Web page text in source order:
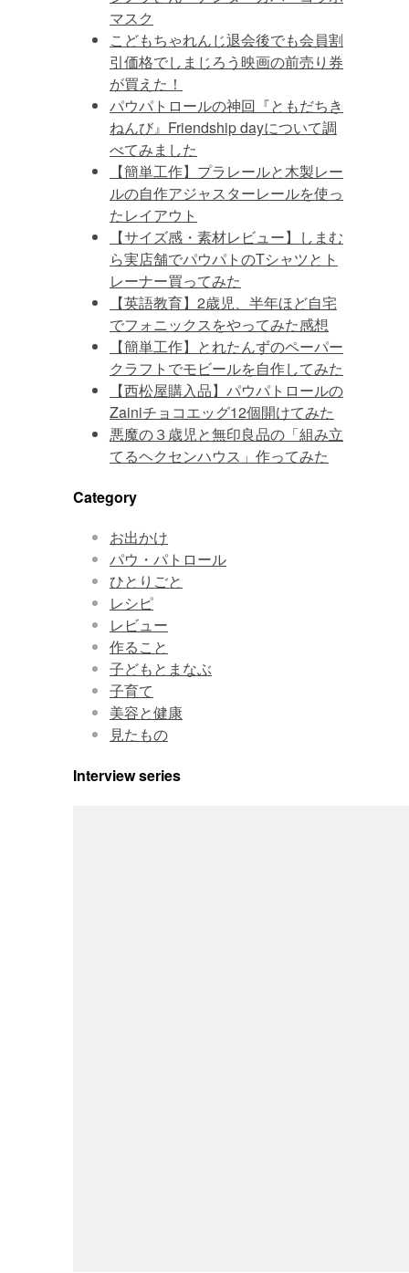
マスク
こどもちゃれんじ退会後でも会員割
引価格でしまじろう映画の前売り券
が買えた！
パウパトロールの神回『ともだちき
ねんび』Friendship dayについて調
べてみました
【簡単工作】プラレールと木製レー
ルの自作アジャスターレールを使っ
たレイアウト
【サイズ感・素材レビュー】しまむ
ら実店舗でパウパトのTシャツとト
レーナー買ってみた
【英語教育】2歳児、半年ほど自宅
でフォニックスをやってみた感想
【簡単工作】とれたんずのペーパー
クラフトでモビールを自作してみた
【西松屋購入品】パウパトロールの
Zainiチョコエッグ12個開けてみた
悪魔の３歳児と無印良品の「組み立
てるヘクセンハウス」作ってみた
Category
お出かけ
パウ・パトロール
ひとりごと
レシピ
レビュー
作ること
子どもとまなぶ
子育て
美容と健康
見たもの
Interview series